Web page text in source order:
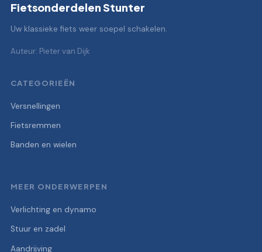
Fietsonderdelen Stunter
Uw klassieke fiets weer soepel schakelen.
Auteur: Pieter van Dijk
CATEGORIEËN
Versnellingen
Fietsremmen
Banden en wielen
MEER ONDERWERPEN
Verlichting en dynamo
Stuur en zadel
Aandrijving